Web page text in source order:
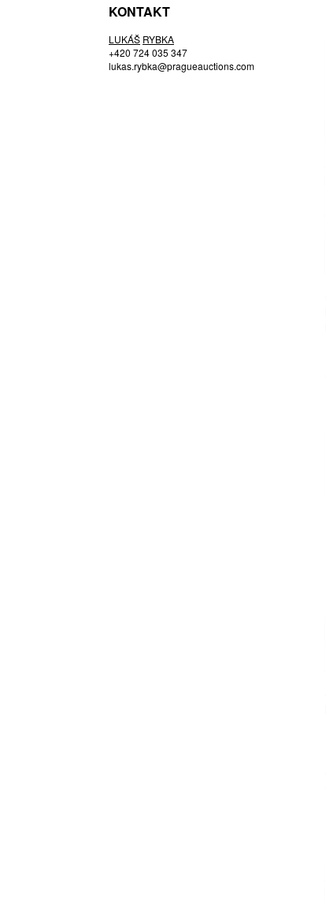
HNÍK JOSEF
HOROVITZ DORA
HUAT TAN SENG
KONTAKT
LUKÁŠ RYBKA
+420 724 035 347
lukas.rybka@pragueauctions.com